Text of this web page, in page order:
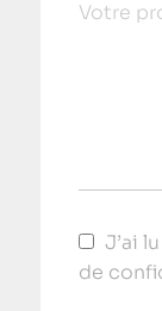
Votre
J’ai
de